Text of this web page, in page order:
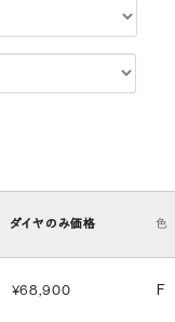
IF FL
ダイヤのみ価格 色
¥68,900 F